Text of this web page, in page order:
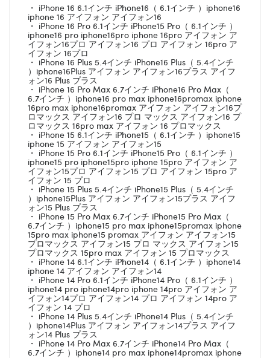
・ iPhone 16 6.1インチ iPhone16（ 6.1インチ ）iphone16
iphone 16 アイフォン アイフォン16
・ iPhone 16 Pro 6.1インチ iPhone15 Pro（ 6.1インチ ）
iphone16 pro iphone16pro iphone 16pro アイフォン ア
イフォン16プロ アイフォン16 プロ アイフォン 16pro ア
イフォン 16プロ
・ iPhone 16 Plus 5.4インチ iPhone16 Plus（ 5.4インチ
）iphone16Plus アイフォン アイフォン16プラス アイフ
ォン16 Plus プラス
・ iPhone 16 Pro Max 6.7インチ iPhone16 Pro Max（
6.7インチ ）iphone16 pro max iphone16promax iphone
16pro max iphone16promax アイフォン アイフォン16プ
ロマックス アイフォン16 プロ マックス アイフォン16 プ
ロマックス 16pro max アイフォン 16 プロマックス
・ iPhone 15 6.1インチ iPhone15（ 6.1インチ ）iphone15
iphone 15 アイフォン アイフォン15
・ iPhone 15 Pro 6.1インチ iPhone15 Pro（ 6.1インチ ）
iphone15 pro iphone15pro iphone 15pro アイフォン ア
イフォン15プロ アイフォン15 プロ アイフォン 15pro ア
イフォン 15 プロ
・ iPhone 15 Plus 5.4インチ iPhone15 Plus（ 5.4インチ
）iphone15Plus アイフォン アイフォン15プラス アイフ
ォン15 Plus プラス
・ iPhone 15 Pro Max 6.7インチ iPhone15 Pro Max（
6.7インチ ）iphone15 pro max iphone15promax iphone
15pro max iphone15 promax アイフォン アイフォン15
プロマックス アイフォン15 プロ マックス アイフォン15
プロマックス 15pro max アイフォン 15 プロマックス
・ iPhone 14 6.1インチ iPhone14（ 6.1インチ ）iphone14
iphone 14 アイフォン アイフォン14
・ iPhone 14 Pro 6.1インチ iPhone14 Pro（ 6.1インチ ）
iphone14 pro iphone14pro iphone 14pro アイフォン ア
イフォン14プロ アイフォン14 プロ アイフォン 14pro ア
イフォン 14 プロ
・ iPhone 14 Plus 5.4インチ iPhone14 Plus（ 5.4インチ
）iphone14Plus アイフォン アイフォン14プラス アイフ
ォン14 Plus プラス
・ iPhone 14 Pro Max 6.7インチ iPhone14 Pro Max（
6.7インチ ）iphone14 pro max iphone14promax iphone